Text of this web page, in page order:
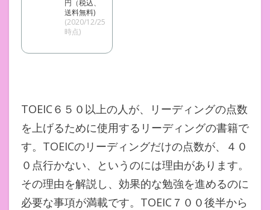
円（税込、
送料無料)
(2020/12/25
時点)
TOEIC６５０以上の人が、リーディングの点数
を上げるために使用するリーディングの書籍で
す。TOEICのリーディングだけの点数が、４０
０点行かない、というのには理由があります。
その理由を解説し、効果的な勉強を進めるのに
必要な事項が満載です。TOEIC７００後半から